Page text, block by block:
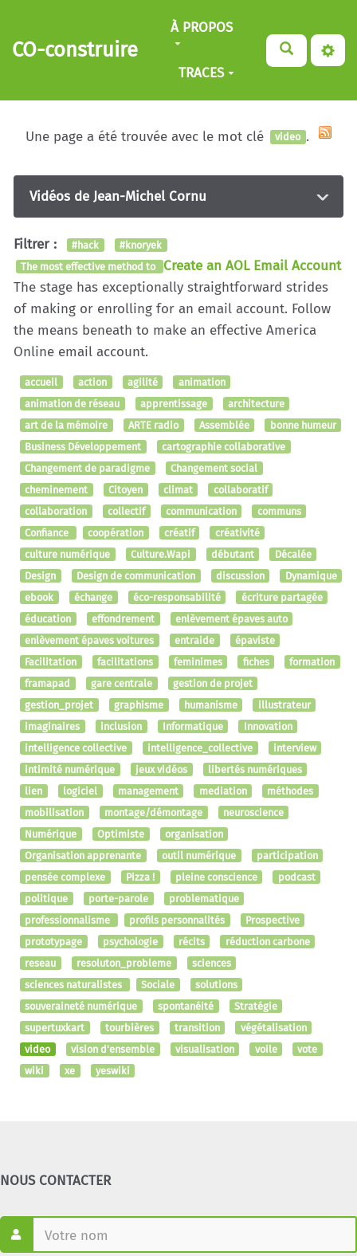
Aller au contenu principal
CO-construire
À PROPOS
TRACES
Une page a été trouvée avec le mot clé video .
Vidéos de Jean-Michel Cornu
Filtrer : #hack
#knoryek
The most effective method to Create an AOL Email Account
The stage has exceptionally straightforward strides
of making or enrolling for an email account. Follow
the means beneath to make an effective America
Online email account.
accueil action agilité
animation
animation de réseau
apprentissage
architecture
art de la mémoire
ARTE radio Assemblée
bonne humeur
Business Développement
cartographie collaborative
Changement de paradigme
Changement social
cheminement
Citoyen climat
collaboratif
collaboration
collectif communication
communs
Confiance
coopération créatif
créativité
culture numérique
Culture.Wapi débutant
Décalée
Design
Design de communication discussion
Dynamique
ebook
échange éco-responsabilité
écriture partagée
éducation
effondrement
enlèvement épaves auto
enlèvement épaves voitures
entraide
épaviste
Facilitation
facilitations feminimes fiches
formation
framapad
gare centrale
gestion de projet
gestion_projet
graphisme humanisme
illustrateur
imaginaires
inclusion Informatique
Innovation
intelligence collective
intelligence_collective
interview
intimité numérique
jeux vidéos
libertés numériques
lien
logiciel management mediation
méthodes
mobilisation
montage/démontage
neuroscience
Numérique
Optimiste
organisation
Organisation apprenante
outil numérique
participation
pensée complexe
Pizza ! pleine conscience
podcast
politique
porte-parole
problematique
professionnalisme
profils personnalités
Prospective
prototypage
psychologie récits
réduction carbone
reseau
resoluton_probleme
sciences
sciences naturalistes
Sociale
solutions
souveraineté numérique
spontanéité
Stratégie
supertuxkart
tourbières transition
végétalisation
video
vision d'ensemble visualisation voile
vote
wiki
xe yeswiki
NOUS CONTACTER